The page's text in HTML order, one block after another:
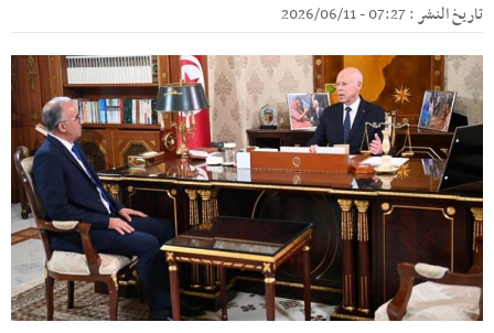
تاريخ النشر : 07:27 - 2026/06/11